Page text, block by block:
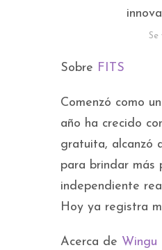
Se
Sobre FITS
Comenzó como
año ha crecido
gratuita, alcanzó
para brindar más
independiente
Hoy ya registra
Acerca de Wingu